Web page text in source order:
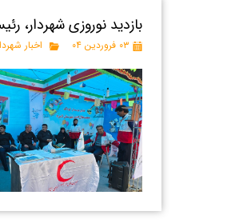
بازدید نوروزی شهردار،
۰۳ فروردین ۰۴ اخبار